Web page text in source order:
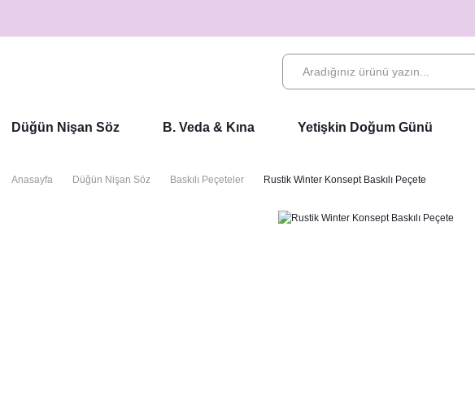
Düğün Nişan Söz B. Veda & Kına Yetişkin Doğum Günü
Anasayfa Düğün Nişan Söz Baskılı Peçeteler Rustik Winter Konsept Baskılı Peçete